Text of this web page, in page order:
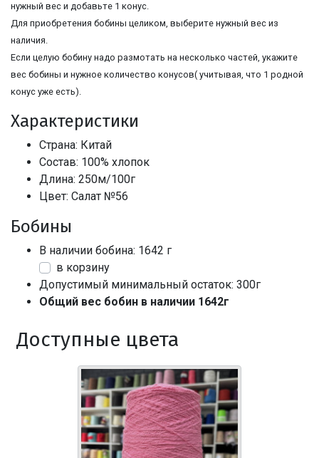
нужный вес и добавьте 1 конус.
Для приобретения бобины целиком, выберите нужный вес из
наличия.
Если целую бобину надо размотать на несколько частей, укажите
вес бобины и нужное количество конусов( учитывая, что 1 родной
конус уже есть).
Характеристики
Страна: Китай
Состав: 100% хлопок
Длина: 250м/100г
Цвет: Салат №56
Бобины
В наличии бобина: 1642 г
в корзину
Допустимый минимальный остаток: 300г
Общий вес бобин в наличии 1642г
Доступные цвета